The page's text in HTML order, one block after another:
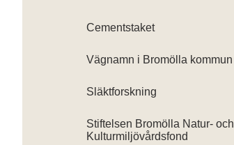
Cementstaket
Vägnamn i Bromölla kommun
Släktforskning
Stiftelsen Bromölla Natur- och
Kulturmiljövårdsfond